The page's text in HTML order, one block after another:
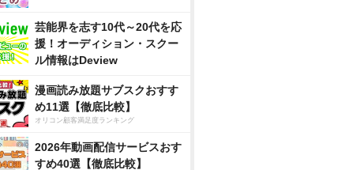
芸能界を志す10代～20代を応
援！オーディション・スクー
ル情報はDeview
漫画読み放題サブスクおすす
め11選【徹底比較】
オリコン顧客満足度ランキング
2026年動画配信サービスおす
すめ40選【徹底比較】